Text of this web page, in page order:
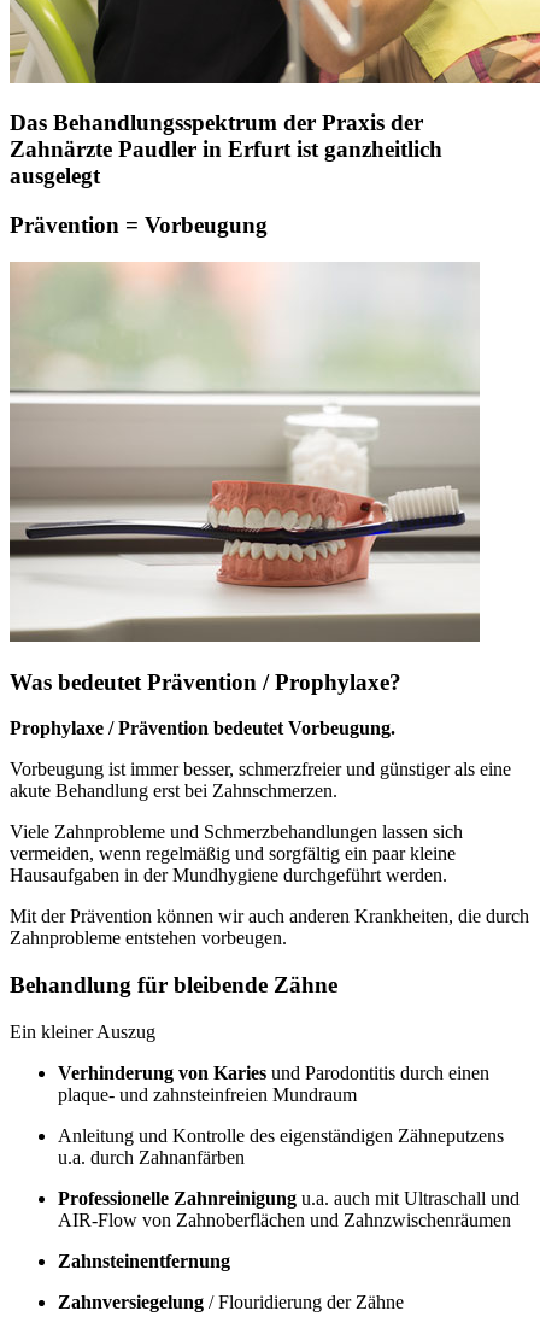
Das Behandlungsspektrum der Praxis der
Zahnärzte Paudler in Erfurt ist ganzheitlich
ausgelegt
Prävention = Vorbeugung
Was bedeutet Prävention / Prophylaxe?
Prophylaxe / Prävention bedeutet Vorbeugung.
Vorbeugung ist immer besser, schmerzfreier und günstiger als eine
akute Behandlung erst bei Zahnschmerzen.
Viele Zahnprobleme und Schmerzbehandlungen lassen sich
vermeiden, wenn regelmäßig und sorgfältig ein paar kleine
Hausaufgaben in der Mundhygiene durchgeführt werden.
Mit der Prävention können wir auch anderen Krankheiten, die durch
Zahnprobleme entstehen vorbeugen.
Behandlung für bleibende Zähne
Ein kleiner Auszug
Verhinderung von Karies und Parodontitis durch einen
plaque- und zahnsteinfreien Mundraum
Anleitung und Kontrolle des eigenständigen Zähneputzens
u.a. durch Zahnanfärben
Professionelle Zahnreinigung u.a. auch mit Ultraschall und
AIR-Flow von Zahnoberflächen und Zahnzwischenräumen
Zahnsteinentfernung
Zahnversiegelung / Flouridierung der Zähne